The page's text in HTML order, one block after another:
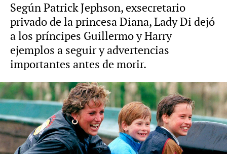
Según Patrick Jephson, exsecretario
privado de la princesa Diana, Lady Di dejó
a los príncipes Guillermo y Harry
ejemplos a seguir y advertencias
importantes antes de morir.
Foto: Gtres
La historia más desconocida de Lady Di:
su hermana fue novia de Carlos de
Inglaterra